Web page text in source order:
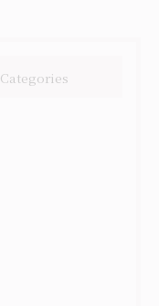
Categories